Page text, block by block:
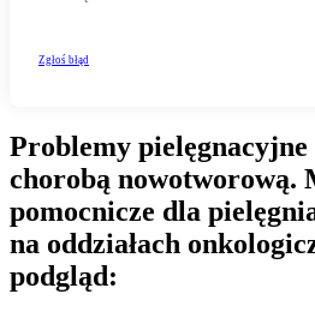
Problemy pielęgnacyjne
chorobą nowotworową.
pomocnicze dla
na oddziałach
podgląd: